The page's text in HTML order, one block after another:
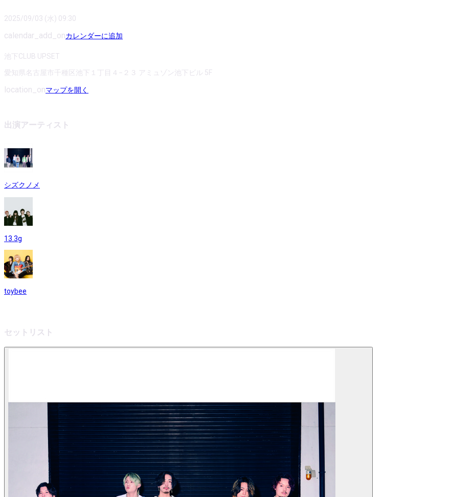
2025/09/03 (水) 09:30
calendar_add_onカレンダーに追加
池下CLUB UPSET
愛知県名古屋市千種区池下１丁目４−２３ アミュゾン池下ビル 5F
location_onマップを開く
出演アーティスト
シズクノメ
13.3g
toybee
セットリスト